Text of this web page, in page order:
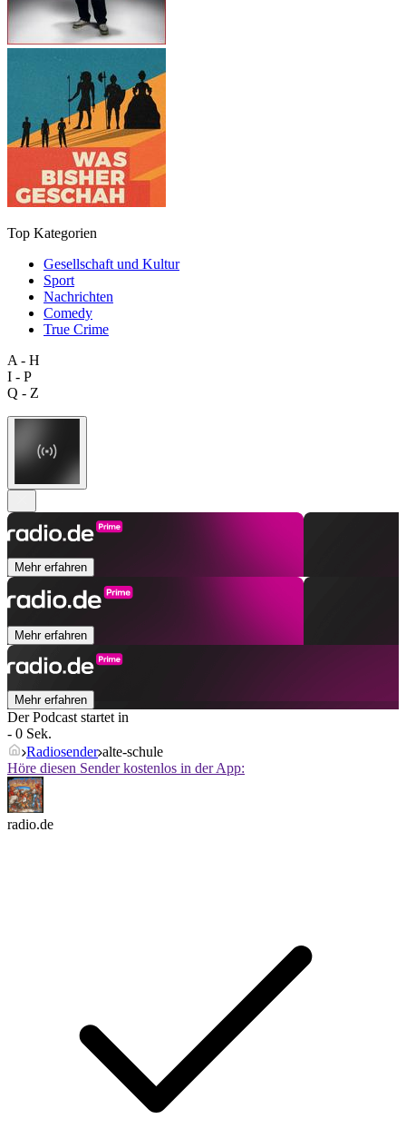
Top Kategorien
Gesellschaft und Kultur
Sport
Nachrichten
Comedy
True Crime
A - H
I - P
Q - Z
Mehr erfahren
Mehr erfahren
Mehr erfahren
Der Podcast startet in
- 0 Sek.
Radiosender alte-schule
Höre diesen Sender kostenlos in der App:
radio.de